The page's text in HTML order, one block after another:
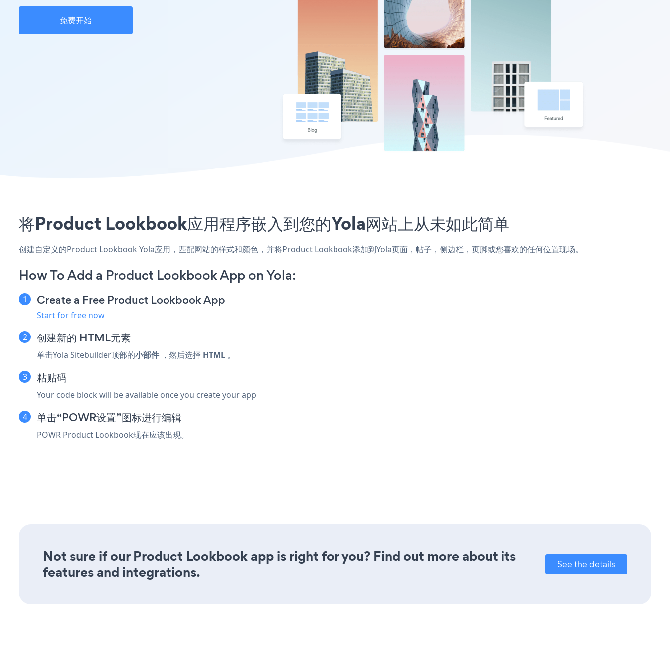
免费开始
将Product Lookbook应用程序嵌入到您的Yola网站上从未如此简单
创建自定义的Product Lookbook Yola应用，匹配网站的样式和颜色，并将Product Lookbook添加到Yola页面，帖子，侧边栏，页脚或您喜欢的任何位置现场。
How To Add a Product Lookbook App on Yola:
Create a Free Product Lookbook App
Start for free now
创建新的 HTML元素
单击Yola Sitebuilder顶部的小部件 ，然后选择 HTML 。
粘贴码
Your code block will be available once you create your app
单击“POWR设置”图标进行编辑
POWR Product Lookbook现在应该出现。
Not sure if our Product Lookbook app is right for you? Find out more about its
features and integrations.
See the details